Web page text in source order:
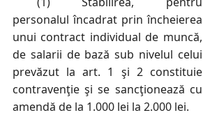
personalul încadrat prin încheierea
unui contract individual de muncă,
de salarii de bază sub nivelul celui
prevăzut la art. 1 şi 2 constituie
contravenţie şi se sancţionează cu
amendă de la 1.000 lei la 2.000 lei.